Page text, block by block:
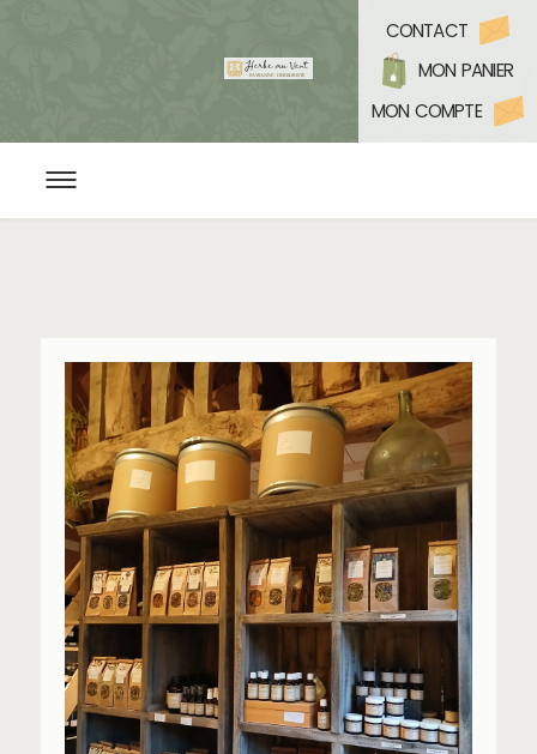
CONTACT
MON PANIER
MON COMPTE
YOGA & MÉDITATION
PROGRAMMATION